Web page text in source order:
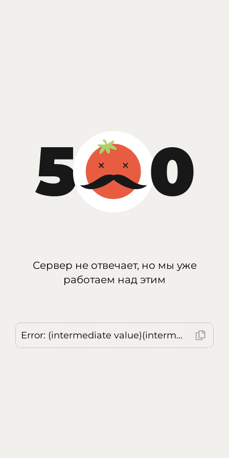
Сервер не отвечает, но мы уже
работаем над этим
Error: (intermediate value)(intermediate value)(intermediate value).replaceAll is not a function